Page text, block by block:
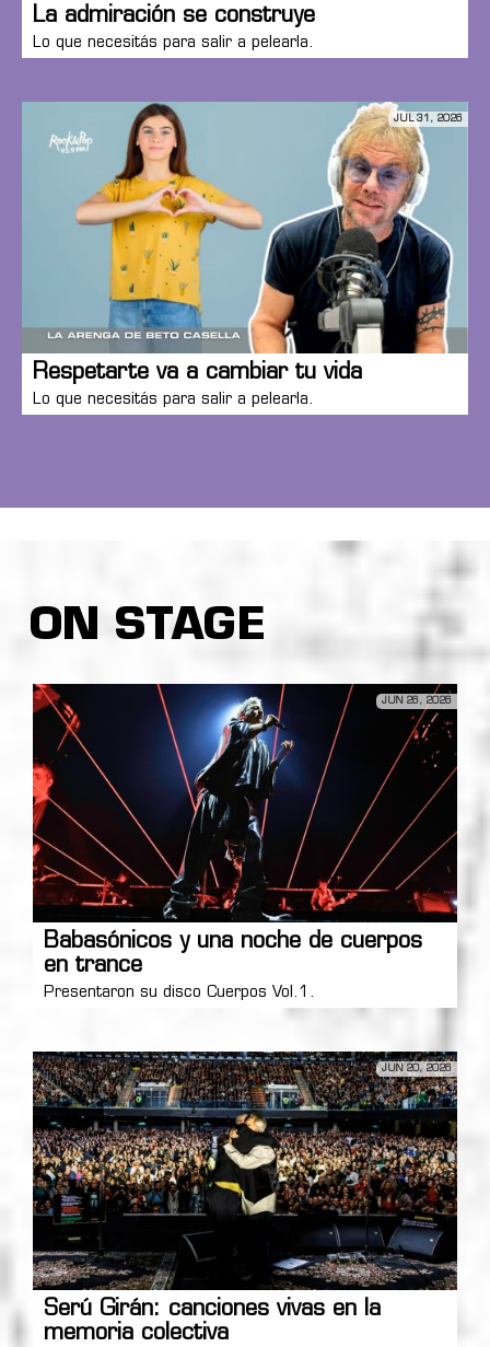
La admiración se construye
Lo que necesitás para salir a pelearla.
JUL 31, 2026
Respetarte va a cambiar tu vida
Lo que necesitás para salir a pelearla.
ON STAGE
JUN 26, 2026
Babasónicos y una noche de cuerpos
en trance
Presentaron su disco Cuerpos Vol.1.
JUN 20, 2026
Serú Girán: canciones vivas en la
memoria colectiva